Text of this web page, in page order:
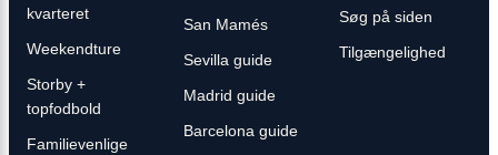
kvarteret
Weekendture
Storby +
topfodbold
Familievenlige
San Mamés
Sevilla guide
Madrid guide
Barcelona guide
Søg på siden
Tilgængelighed